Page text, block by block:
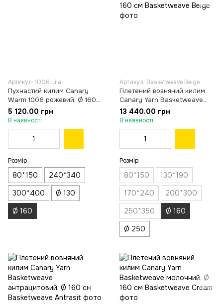
Артикул: 1006 Lila
Пухнастий килим Canary
Warm 1006 рожевий, Ø 160
см
5 120.00 грн
В наявності
Розмір
80*150
240*340
300*400
Ø 130
Ø 160
Артикул: Basketweave Beige
Плетений вовняний килим
Canary Yarn Basketweave
бежевий, Ø 160 см
13 440.00 грн
В наявності
Розмір
80*150
130*190
170*240
200*300
250*350
Ø 160
Ø 250